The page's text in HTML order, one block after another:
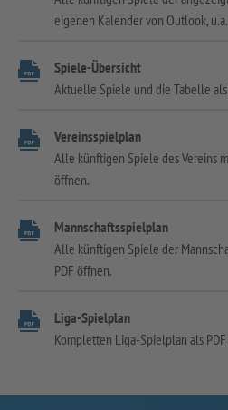
eigenen Kalender von Outlook,
Spiele-Übersicht
Aktuelle Spiele und die Tabelle
Vereinsspielplan
Alle künftigen Spiele des Vereins
öffnen.
Mannschaftsspielplan
Alle künftigen Spiele der
PDF öffnen.
Liga-Spielplan
Kompletten Liga-Spielplan als